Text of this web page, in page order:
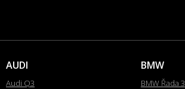
AUDI
Audi Q3
BMW
BMW Řada 3